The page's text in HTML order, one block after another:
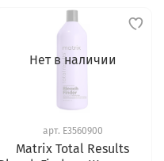
Нет в наличии
арт. E3560900
Matrix Total Results